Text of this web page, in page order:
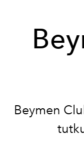
Beymen